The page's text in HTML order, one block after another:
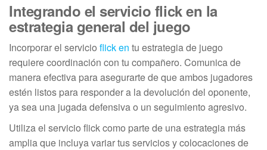
Integrando el servicio flick en la
estrategia general del juego
Incorporar el servicio flick en tu estrategia de juego
requiere coordinación con tu compañero. Comunica de
manera efectiva para asegurarte de que ambos jugadores
estén listos para responder a la devolución del oponente,
ya sea una jugada defensiva o un seguimiento agresivo.
Utiliza el servicio flick como parte de una estrategia más
amplia que incluya variar tus servicios y colocaciones de